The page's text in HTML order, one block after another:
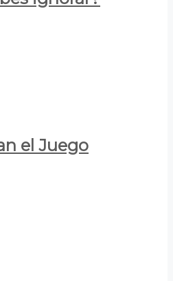
el Juego